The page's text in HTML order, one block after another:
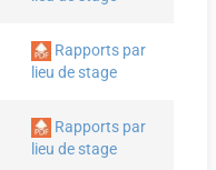
Rapports par
lieu de stage
Rapports par
lieu de stage